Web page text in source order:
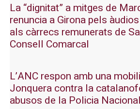
La “dignitat” a mitges de
renuncia a Girona pels
als càrrecs remunerats de
Consell Comarcal
L’ANC respon amb una
Jonquera contra la
abusos de la Policia Nacional